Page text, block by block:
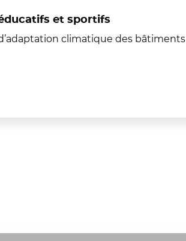
et sportifs
climatique des bâtiments